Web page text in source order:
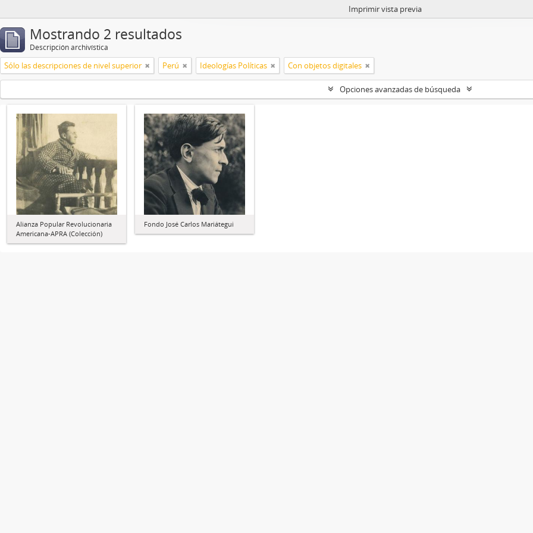
Imprimir vista previa
Mostrando 2 resultados
Descripción archivística
Sólo las descripciones de nivel superior Perú Ideologías Políticas Con objetos digitales
Opciones avanzadas de búsqueda
Alianza Popular Revolucionaria
Americana-APRA (Colección)
Fondo José Carlos Mariátegui